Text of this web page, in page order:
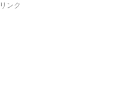
ンク